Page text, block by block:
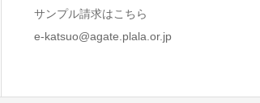
サンプル請求はこちら
e-katsuo@agate.plala.or.jp